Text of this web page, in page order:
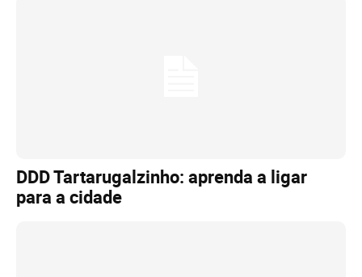
DDD Tartarugalzinho: aprenda a ligar
para a cidade